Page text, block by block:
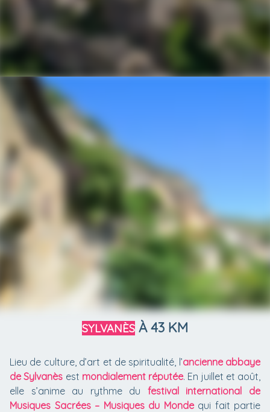
SYLVANÈS À 43 KM
Lieu de culture, d’art et de spiritualité, l’ancienne abbaye
de Sylvanès est mondialement réputée. En juillet et août,
elle s’anime au rythme du festival international de
Musiques Sacrées – Musiques du Mondequi fait partie